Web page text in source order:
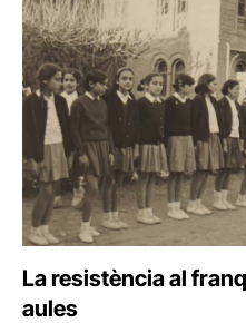
La resistència al
aules